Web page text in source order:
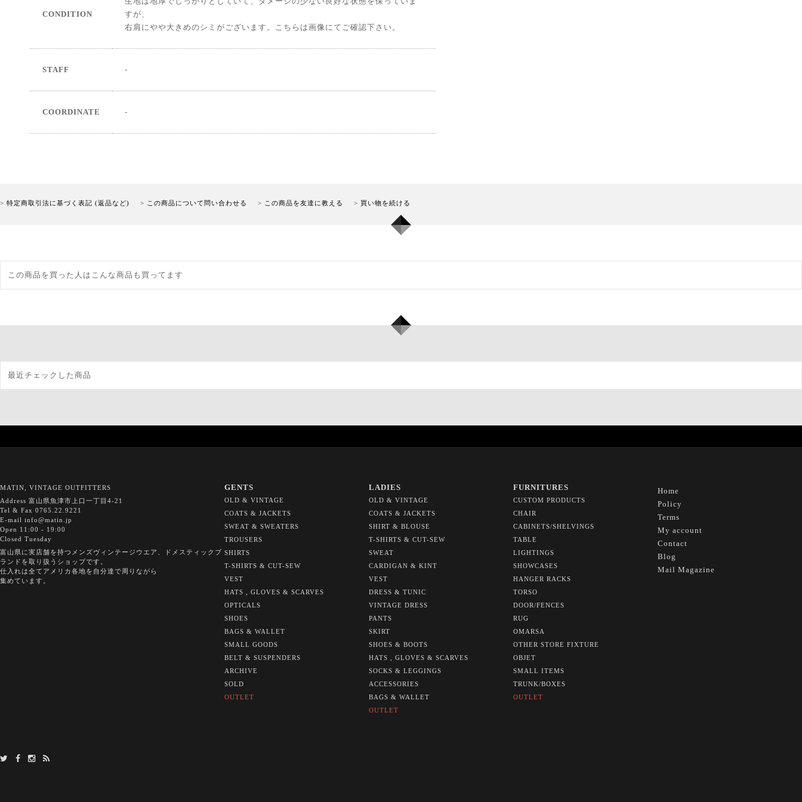
CONDITION
すが、
右肩にやや大きめのシミがございます。こちらは画像にてご確認下さい。
STAFF -
COORDINATE -
特定商取引法に基づく表記 (返品など) この商品について問い合わせる この商品を友達に教える 買い物を続ける
この商品を買った人はこんな商品も買ってます
最近チェックした商品
MATIN, VINTAGE OUTFITTERS
Address 富山県魚津市上口一丁目4-21
Tel & Fax 0765.22.9221
E-mail info@matin.jp
Open 11:00 - 19:00
Closed Tuesday
富山県に実店舗を持つメンズヴィンテージウエア、ドメスティックブ
ランドを取り扱うショップです。
仕入れは全てアメリカ各地を自分達で周りながら
集めています。
GENTS
OLD & VINTAGE
COATS & JACKETS
SWEAT & SWEATERS
TROUSERS
SHIRTS
T-SHIRTS & CUT-SEW
VEST
HATS , GLOVES & SCARVES
OPTICALS
SHOES
BAGS & WALLET
SMALL GOODS
BELT & SUSPENDERS
ARCHIVE
SOLD
OUTLET
LADIES
OLD & VINTAGE
COATS & JACKETS
SHIRT & BLOUSE
T-SHIRTS & CUT-SEW
SWEAT
CARDIGAN & KINT
VEST
DRESS & TUNIC
VINTAGE DRESS
PANTS
SKIRT
SHOES & BOOTS
HATS , GLOVES & SCARVES
SOCKS & LEGGINGS
ACCESSORIES
BAGS & WALLET
OUTLET
FURNITURES
CUSTOM PRODUCTS
CHAIR
CABINETS/SHELVINGS
TABLE
LIGHTINGS
SHOWCASES
HANGER RACKS
TORSO
DOOR/FENCES
RUG
OMARSA
OTHER STORE FIXTURE
OBJET
SMALL ITEMS
TRUNK/BOXES
OUTLET
Home
Policy
Terms
My account
Contact
Blog
Mail Magazine